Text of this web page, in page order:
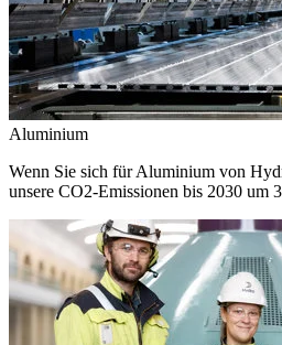
Aluminium
Wenn Sie sich für Aluminium von
unsere CO2-Emissionen bis 2030 um